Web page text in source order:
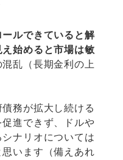
ールできていると解
始めると市場は敏
乱（長期金利の上
務が拡大し続ける
進できず、ドルや
ナリオについては
います（備えあれ